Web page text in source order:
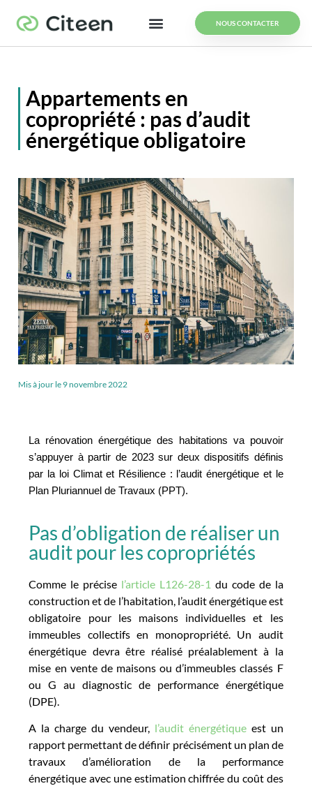
NOUS CONTACTER
Appartements en
copropriété : pas d’audit
énergétique obligatoire
Mis à jour le 9 novembre 2022
La rénovation énergétique des habitations va pouvoir
s’appuyer à partir de 2023 sur deux dispositifs définis
par la loi Climat et Résilience : l’audit énergétique et le
Plan Pluriannuel de Travaux (PPT).
Pas d’obligation de réaliser un
audit pour les copropriétés
Comme le précise l’article L126-28-1 du code de la
construction et de l’habitation, l’audit énergétique est
obligatoire pour les maisons individuelles et les
immeubles collectifs en monopropriété. Un audit
énergétique devra être réalisé préalablement à la
mise en vente de maisons ou d’immeubles classés F
ou G au diagnostic de performance énergétique
(DPE).
A la charge du vendeur, l’audit énergétiqueest un
rapport permettant de définir précisément un plan de
travaux d’amélioration de la performance
énergétique avec une estimation chiffrée du coût des